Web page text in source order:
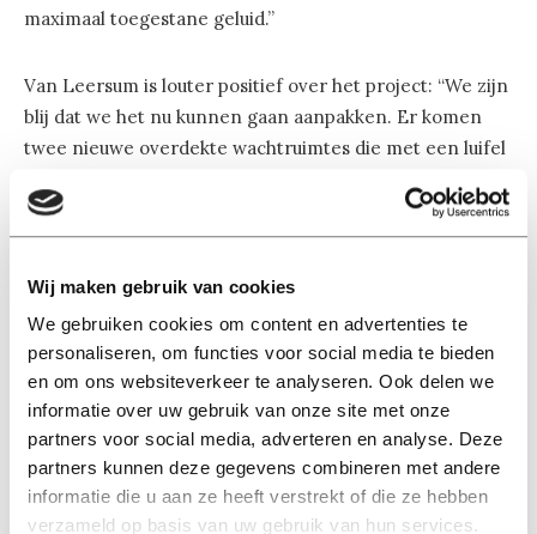
Wij maken gebruik van cookies
We gebruiken cookies om content en advertenties te
personaliseren, om functies voor social media te bieden
en om ons websiteverkeer te analyseren. Ook delen we
informatie over uw gebruik van onze site met onze
partners voor social media, adverteren en analyse. Deze
partners kunnen deze gegevens combineren met andere
informatie die u aan ze heeft verstrekt of die ze hebben
verzameld op basis van uw gebruik van hun services.
maximaal toegestane geluid.”
Van Leersum is louter positief over het project: “We zijn
blij dat we het nu kunnen gaan aanpakken. Er komen
twee nieuwe overdekte wachtruimtes die met een luifel
meubilair en ledverlichting.” Tevens wordt het perron
met veertig meter verlengd richting Reeshof.
sardientjes-in-blik ervaring wanneer er meer dan twee
mensen op het perron staan te wachten. De
werkzaamheden zullen plaatsvinden tussen 14 en 23
oktober.